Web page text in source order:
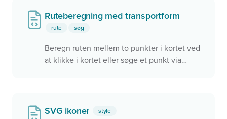
Ruteberegning med transportform
rute søg
Beregn ruten mellem to punkter i kortet ved
at klikke i kortet eller søge et punkt via
SVG ikoner style